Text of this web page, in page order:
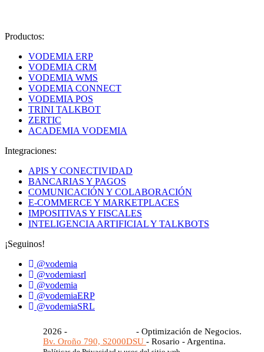
Productos:
VODEMIA ERP
VODEMIA CRM
VODEMIA WMS
VODEMIA CONNECT
VODEMIA POS
TRINI TALKBOT
ZERTIC
ACADEMIA VODEMIA
Integraciones:
APIS Y CONECTIVIDAD
BANCARIAS Y PAGOS
COMUNICACIÓN Y COLABORACIÓN
E-COMMERCE Y MARKETPLACES
IMPOSITIVAS Y FISCALES
INTELIGENCIA ARTIFICIAL Y TALKBOTS
¡Seguinos!
@vodemia
@vodemiasrl
@vodemia
@vodemiaERP
@vodemiaSRL
2026 -
- Optimización de Negocios.
Bv. Oroño 790, S2000DSU - Rosario - Argentina.